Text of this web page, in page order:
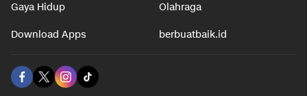
Gaya Hidup Olahraga
Download Apps berbuatbaik.id